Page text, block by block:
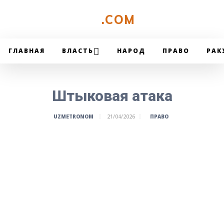
.COM
ГЛАВНАЯ ВЛАСТЬ НАРОД ПРАВО
Штыковая атака
UZMETRONOM 21/04/2026 ПРАВО